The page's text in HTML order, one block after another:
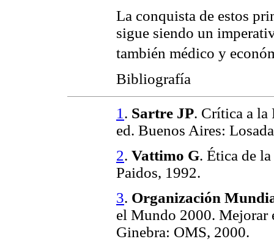
La conquista de estos
sigue siendo un
también médico y
Bibliografía
1 . Sartre JP. Crítica a la
ed. Buenos Aires:
2. Vattimo G. Ética de
Paidos, 1992.
3. Organización
el Mundo 2000. Mejorar
Ginebra: OMS, 2000.